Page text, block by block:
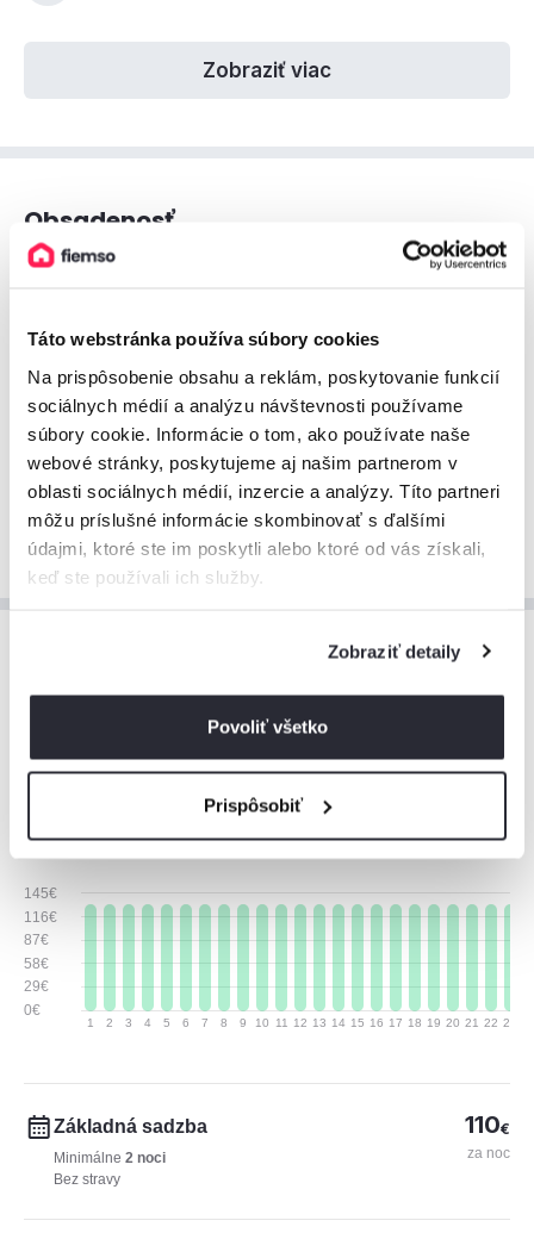
Táto webstránka používa súbory cookies
Na prispôsobenie obsahu a reklám, poskytovanie funkcií
sociálnych médií a analýzu návštevnosti používame
súbory cookie. Informácie o tom, ako používate naše
webové stránky, poskytujeme aj našim partnerom v
oblasti sociálnych médií, inzercie a analýzy. Títo partneri
môžu príslušné informácie skombinovať s ďalšími
údajmi, ktoré ste im poskytli alebo ktoré od vás získali,
keď ste používali ich služby.
Zobraziť detaily
Povoliť všetko
Prispôsobiť
Zobraziť viac
Obsadenosť
Voľné termíny sú znázornené šedou farbou
AUGUST SEPTEMBER
Zobraziť viac
plánovaní vášho pobytu.
August 2026
0€
29€
58€
87€
116€
145€
1 2 3 4 5 6 7 8 9 10 11 12 13 14 15 16 17 18 19 20 21 22 23
Základná sadzba
Minimálne 2 noci
Bez stravy
110€
za noc